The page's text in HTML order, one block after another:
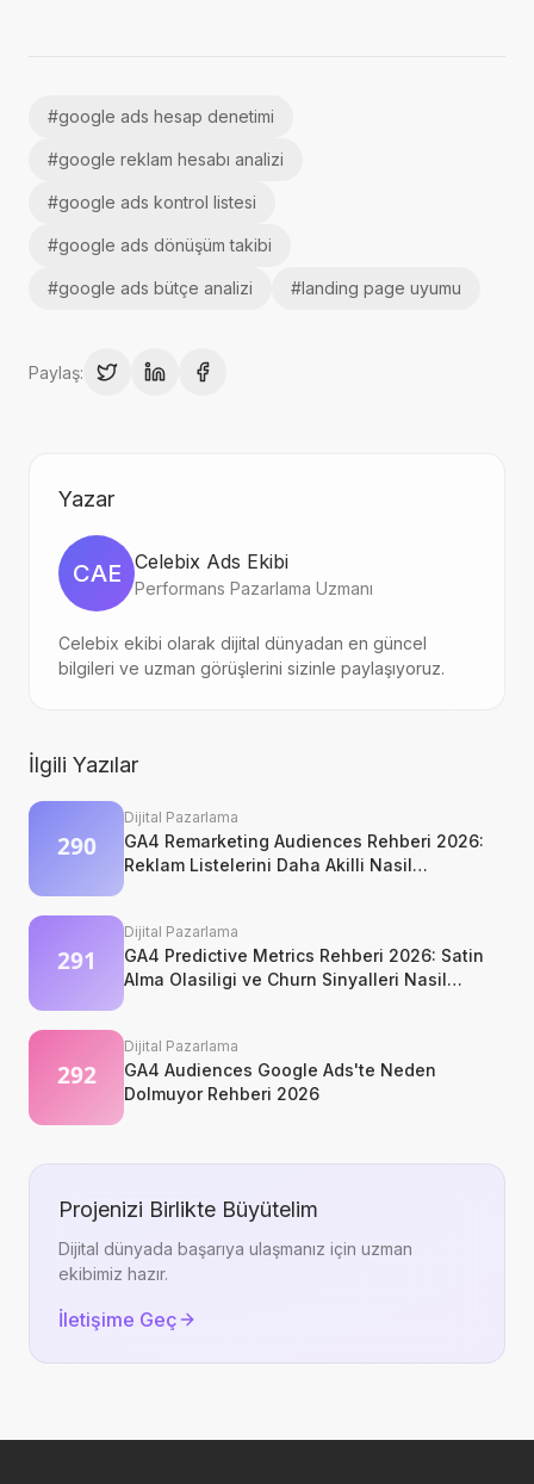
#google ads hesap denetimi
#google reklam hesabı analizi
#google ads kontrol listesi
#google ads dönüşüm takibi
#google ads bütçe analizi #landing page uyumu
Paylaş:
Yazar
CAE Celebix Ads Ekibi
Performans Pazarlama Uzmanı
Celebix ekibi olarak dijital dünyadan en güncel
bilgileri ve uzman görüşlerini sizinle paylaşıyoruz.
İlgili Yazılar
Dijital Pazarlama
GA4 Remarketing Audiences Rehberi 2026:
Reklam Listelerini Daha Akilli Nasil
Dijital Pazarlama
GA4 Predictive Metrics Rehberi 2026: Satin
Alma Olasiligi ve Churn Sinyalleri Nasil
Dijital Pazarlama
GA4 Audiences Google Ads'te Neden
Dolmuyor Rehberi 2026
Projenizi Birlikte Büyütelim
Dijital dünyada başarıya ulaşmanız için uzman
ekibimiz hazır.
İletişime Geç